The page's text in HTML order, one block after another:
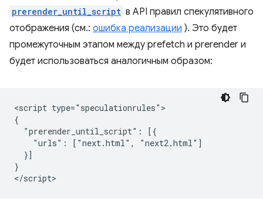
prerender_until_script в API правил спекулятивного
отображения (см.: ошибка реализации ). Это будет
промежуточным этапом между prefetch и prerender и
будет использоваться аналогичным образом:
<script type="speculationrules">
{
  "prerender_until_script": [{
    "urls": ["next.html", "next2.html"]
  }]
}